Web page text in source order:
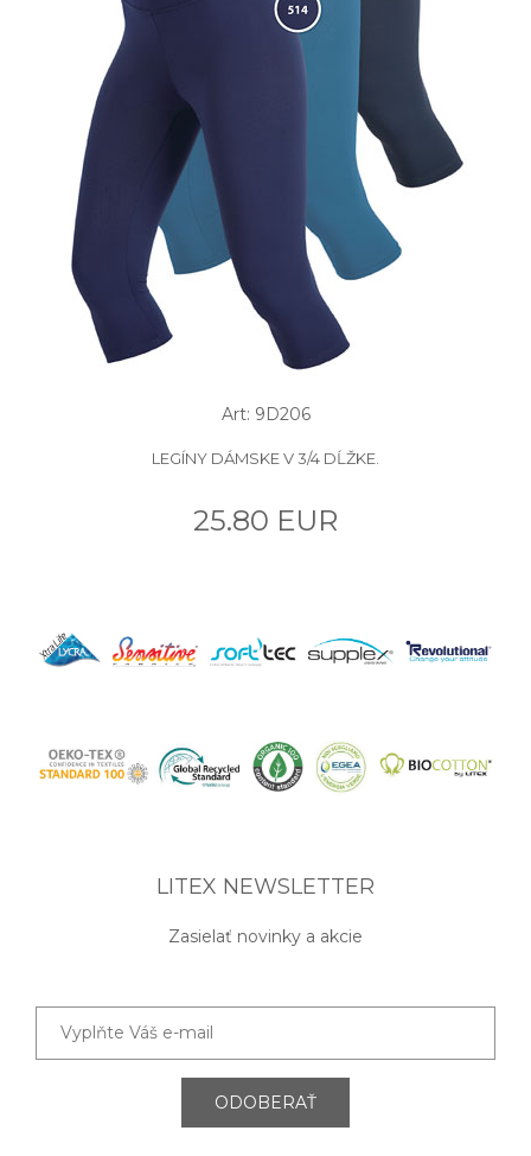
Art: 9D206
LEGÍNY DÁMSKE V 3/4 DĹŽKE.
25.80 EUR
LITEX NEWSLETTER
Zasielať novinky a akcie
ODOBERAŤ